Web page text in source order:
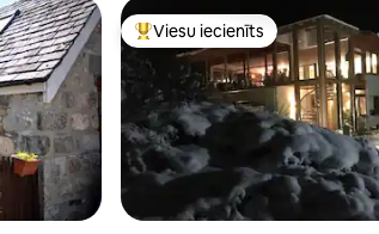
Populārs viesu iecienīts
Viesu iecienīts